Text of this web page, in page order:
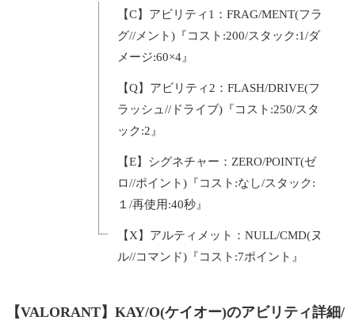
【C】アビリティ1：FRAG/MENT(フラ
グ//メント)『コスト:200/スタック:1/ダ
メージ:60×4』
【Q】アビリティ2：FLASH/DRIVE(フ
ラッシュ//ドライブ)『コスト:250/スタ
ック:2』
【E】シグネチャー：ZERO/POINT(ゼ
ロ//ポイント)『コスト:なし/スタック:
１/再使用:40秒』
【X】アルティメット：NULL/CMD(ヌ
ル//コマンド)『コスト:7ポイント』
【VALORANT】KAY/O(ケイオー)のアビリティ詳細/